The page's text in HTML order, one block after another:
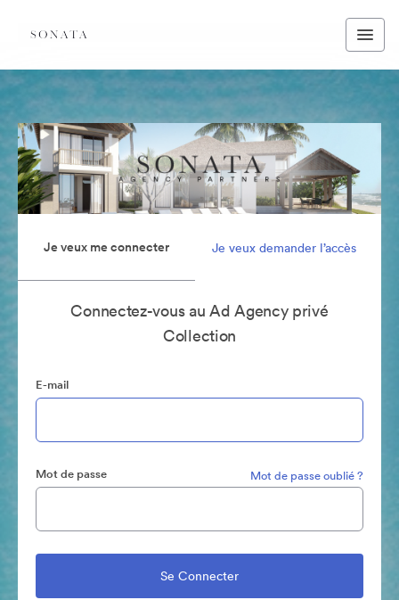
Je veux me connecter Je veux demander l’accès
Connectez-vous au Ad Agency privé
Collection
E-mail
Mot de passe Mot de passe oublié ?